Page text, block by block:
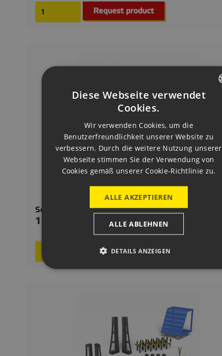
Request product
Soubor 4 [4-163400]
Preis
104.106,00 CZK
Request product
GERMAN
Diese Webseite verwendet
Cookies.
Wir verwenden Cookies, um die
Benutzerfreundlichkeit unserer Website zu
verbessern. Durch die weitere Nutzung unserer
Webseite stimmen Sie der Verwendung von
Cookies gemäß unserer Cookie-Richtlinie zu.
ALLE AKZEPTIEREN
ALLE ABLEHNEN
DETAILS ANZEIGEN